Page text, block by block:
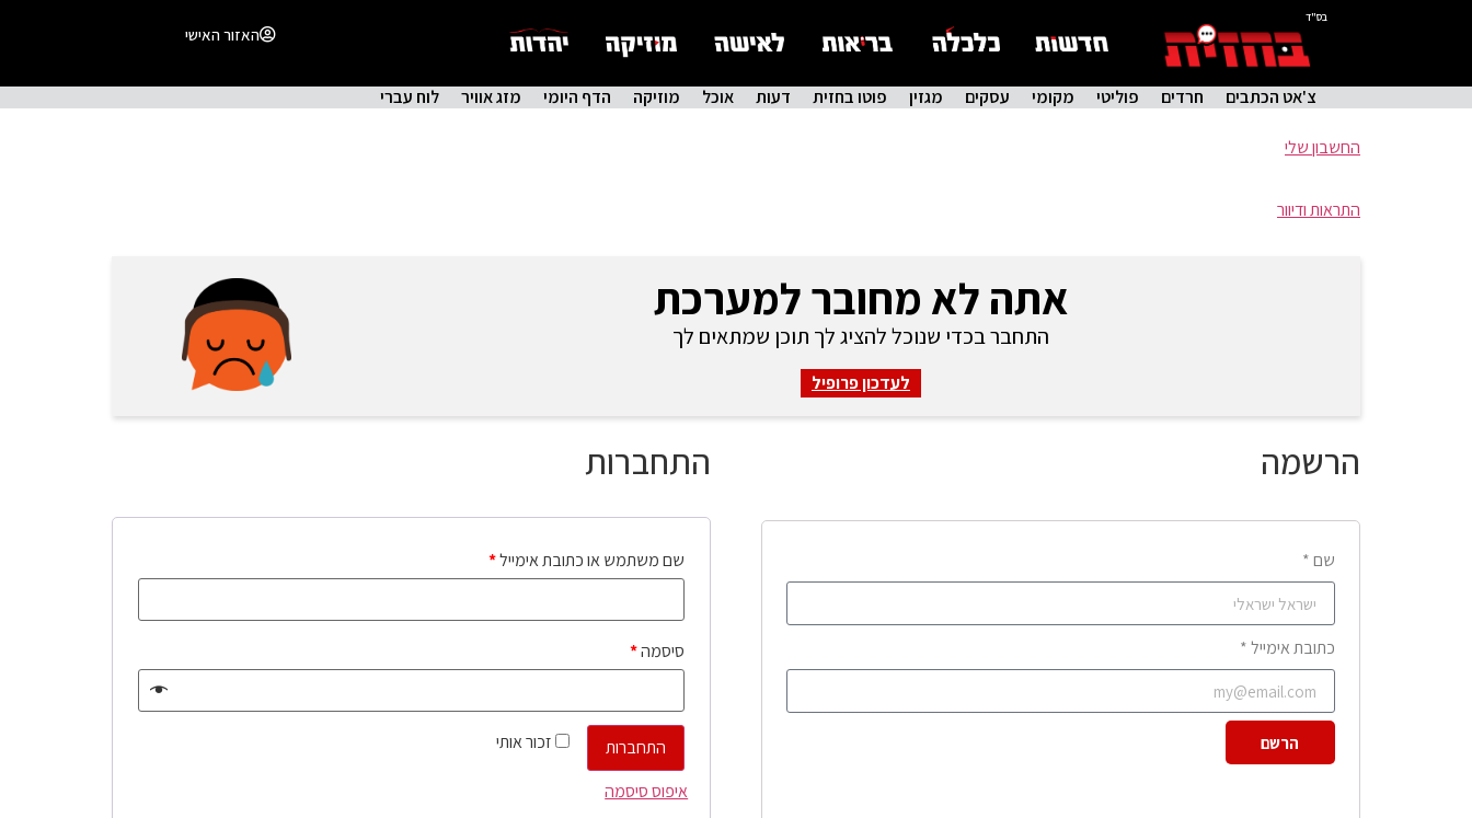
בס"ד
האזור האישי
צ'אט הכתבים חרדים פוליטי מקומי עסקים מגזין פוטו בחזית דעות אוכל מוזיקה הדף היומי מזג אוויר לוח עברי
החשבון שלי
התראות ודיוור
אתה לא מחובר למערכת
התחבר בכדי שנוכל להציג לך תוכן שמתאים לך
לעדכון פרופיל
התחברות
שם משתמש או כתובת אימייל*
סיסמה*
זכור אותי
התחברות
איפוס סיסמה
הרשמה
שם *
כתובת אימייל *
הרשם